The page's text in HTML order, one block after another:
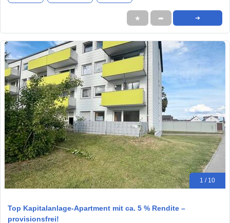
★ ➦ ➜
1 / 10
Top Kapitalanlage-Apartment mit ca. 5 % Rendite –
provisionsfrei!